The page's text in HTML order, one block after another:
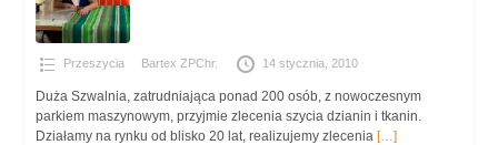
Przeszycia Bartex ZPChr. 14 stycznia, 2010
Duża Szwalnia, zatrudniająca ponad 200 osób, z nowoczesnym
parkiem maszynowym, przyjmie zlecenia szycia dzianin i tkanin.
Działamy na rynku od blisko 20 lat, realizujemy zlecenia […]